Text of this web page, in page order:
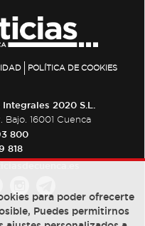
POLÍTICA DE COOKIES
2020 S.L.
Bajo. 16001 Cuenca
800
818
para poder ofrecerte
Puedes permitirnos